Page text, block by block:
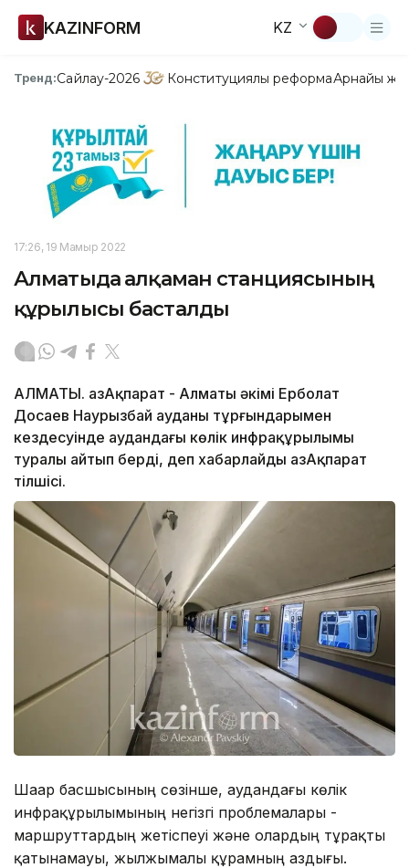
KAZINFORM KZ
Тренд:Сайлау-2026 Конституциялық реформаАрнайы
17:26, 19 Мамыр 2022
Алматыда Қалқаман станциясының
құрылысы басталды
АЛМАТЫ. ҚазАқпарат - Алматы әкімі Ерболат
Досаев Наурызбай ауданы тұрғындарымен
кездесуінде аудандағы көлік инфрақұрылымы
туралы айтып берді, деп хабарлайды ҚазАқпарат
тілшісі.
Шаһар басшысының сөзінше, аудандағы көлік
инфрақұрылымының негізгі проблемалары -
маршруттардың жетіспеуі және олардың тұрақты
қатынамауы, жылжымалы құрамның аздығы.